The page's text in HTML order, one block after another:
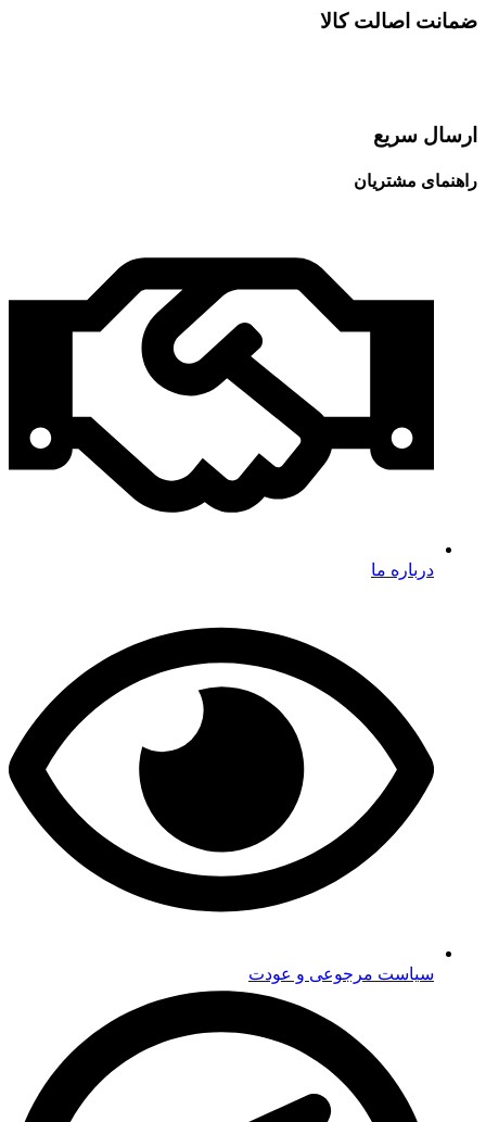
ضمانت اصالت کالا
ارسال سریع
راهنمای مشتریان
درباره ما
سیاست مرجوعی و عودت